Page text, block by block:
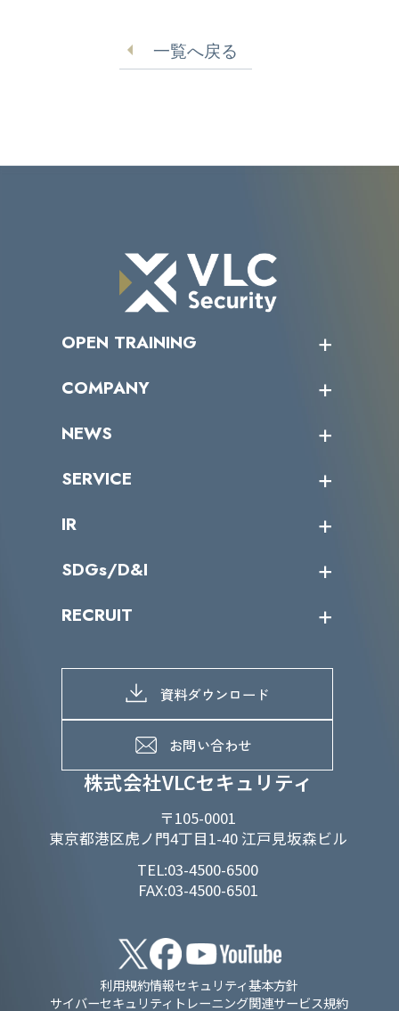
一覧へ戻る
株式会社VLCセキュリティ
〒105-0001
東京都港区虎ノ門4丁目1-40 江戸見坂森ビル
TEL:03-4500-6500
FAX:03-4500-6501
OPEN TRAINING
受講者の声
COMPANY
トップメッセージ
ミッション／ビジョン
パートナー企業一覧
NEWS
サイバーニュース
SERVICE
カテゴリー別サービス一覧
IR
IRカレンダー
IRライブラリー
よくあるご質問
SDGs/D&I
当グループのマテリアリティ
SDGs推進体制
D&Iの取り組み
RECRUIT
募集職種一覧
メッセージ
メンバーインタビュー
資料ダウンロード
お問い合わせ
利用規約情報セキュリティ基本方針
サイバーセキュリティトレーニング関連サービス規約